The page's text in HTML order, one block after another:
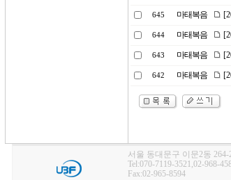
645 마태복음
644 마태복음
643 마태복음
642 마태복음
서울 동대문구 이문2동 264-
Tel:070-7119-3521,02-968-
Fax:02-965-8594